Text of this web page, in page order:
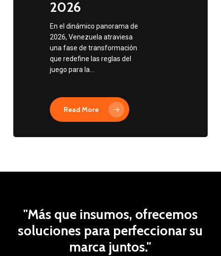
2026
En el dinámico panorama de
2026, Venezuela atraviesa
una fase de transformación
que redefine las reglas del
juego para la…
Read More
"Más que insumos, ofrecemos
soluciones para perfeccionar su
marca juntos."